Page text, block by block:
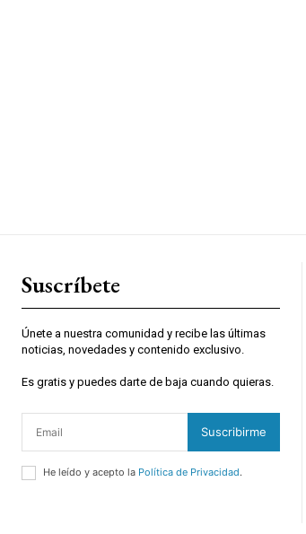
Suscríbete
Únete a nuestra comunidad y recibe las últimas
noticias, novedades y contenido exclusivo.
Es gratis y puedes darte de baja cuando quieras.
Suscribirme
He leído y acepto la Política de Privacidad.